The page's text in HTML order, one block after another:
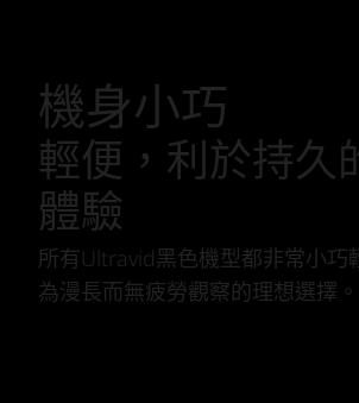
機身小巧
輕便，利於持久
體驗
所有Ultravid黑色機型都非常小巧
為漫長而無疲勞觀察的理想選擇。